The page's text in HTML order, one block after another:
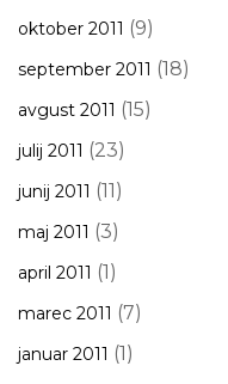
oktober 2011 (9)
september 2011 (18)
avgust 2011 (15)
julij 2011 (23)
junij 2011 (11)
maj 2011 (3)
april 2011 (1)
marec 2011 (7)
januar 2011 (1)